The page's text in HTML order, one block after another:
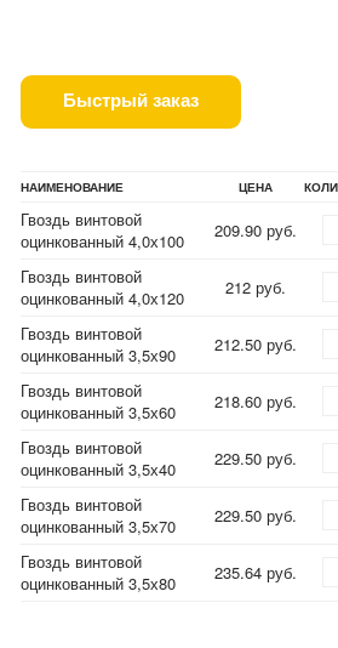
Быстрый заказ
НАИМЕНОВАНИЕ ЦЕНА
Гвоздь винтовой
оцинкованный 4,0х100
209.90 руб.
Гвоздь винтовой
оцинкованный 4,0х120
212 руб.
Гвоздь винтовой
оцинкованный 3,5х90
212.50 руб.
Гвоздь винтовой
оцинкованный 3,5х60
218.60 руб.
Гвоздь винтовой
оцинкованный 3,5х40
229.50 руб.
Гвоздь винтовой
оцинкованный 3,5х70
229.50 руб.
Гвоздь винтовой
оцинкованный 3,5х80
235.64 руб.